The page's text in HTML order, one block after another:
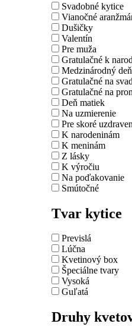
Svadobné kytice
Vianočné
Dušičky
Valentín
Pre muža
Gratulačné k
Medzinárodný
Gratulačné na
Gratulačné na
Deň matiek
Na uzmierenie
Pre skoré
K narodeninám
K meninám
Z lásky
K výročiu
Na poďakovanie
Smútočné
Tvar kytice
Previslá
Lúčna
Kvetinový box
Špeciálne tvary
Vysoká
Guľatá
Druhy